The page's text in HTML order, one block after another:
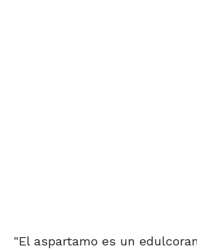
"El aspartamo es un